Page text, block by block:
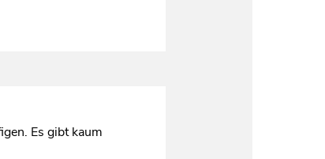
Es gibt kaum